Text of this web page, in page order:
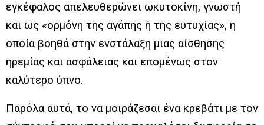
εγκέφαλος απελευθερώνει ωκυτοκίνη, γνωστή
και ως «ορμόνη της αγάπης ή της ευτυχίας», η
οποία βοηθά στην ενστάλαξη μιας αίσθησης
ηρεμίας και ασφάλειας και επομένως στον
καλύτερο ύπνο.
Παρόλα αυτά, το να μοιράζεσαι ένα κρεβάτι με τον